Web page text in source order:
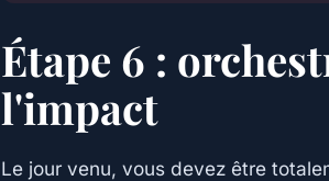
Étape 6 :
l'impact
Le jour venu, vous devez être